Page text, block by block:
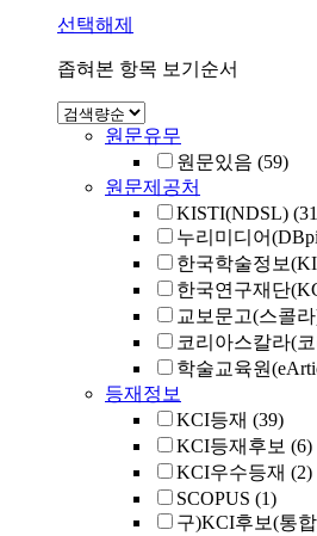
선택해제
좁혀본 항목 보기순서
원문유무
원문있음 (59)
원문제공처
KISTI(NDSL)
누리미디어
한국학술정보
한국연구재단
교보문고(스콜
코리아스칼라(
학술교육원
등재정보
KCI등재 (39)
KCI등재후보 (6)
KCI우수등재 (2)
SCOPUS (1)
구)KCI후보(통